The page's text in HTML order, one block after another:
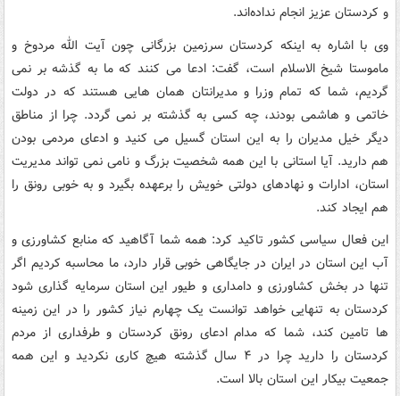
و کردستان عزیز انجام نداده‌اند.
وی با اشاره‌ به‌ اینکه‌ کردستان سرزمین بزرگانی چون آیت الله‌ مردوخ و
ماموستا شیخ الاسلام است، گفت: ادعا می کنند که‌ ما به‌ گذشه‌ بر نمی
گردیم، شما که‌ تمام وزرا و مدیرانتان همان هایی هستند که‌ در دولت
خاتمی و هاشمی بودند، چه‌ کسی به‌ گذشته‌ بر نمی گردد. چرا از مناطق
دیگر خیل مدیران را به‌ این استان گسیل می کنید و ادعای مردمی بودن
هم دارید. آیا استانی با این همه‌ شخصیت بزرگ و نامی نمی تواند مدیریت
استان، ادارات و نهادهای دولتی خویش را برعهده‌ بگیرد و به‌ خوبی رونق را
هم ایجاد کند.
این فعال سیاسی کشور تاکید کرد: همه‌ شما آگاهید که‌ منابع کشاورزی و
آب این استان در ایران در جایگاهی خوبی قرار دارد، ما محاسبه‌ کردیم اگر
تنها در بخش کشاورزی و دامداری و طیور این استان سرمایه‌ گذاری شود
کردستان به‌ تنهایی خواهد توانست یک چهارم نیاز کشور را در این زمینه‌
ها تامین کند، شما که‌ مدام ادعای رونق کردستان و طرفداری از مردم
کردستان را دارید چرا در ۴ سال گذشته‌ هیچ کاری نکردید و این همه
جمعیت بیکار این استان بالا است.